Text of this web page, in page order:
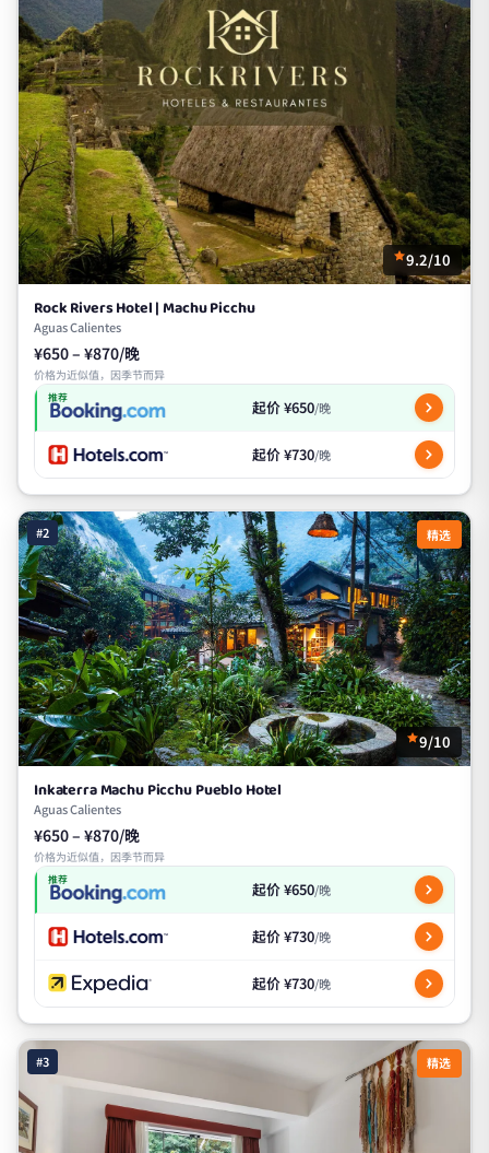
9.2/10
Rock Rivers Hotel | Machu Picchu
Aguas Calientes
¥650 – ¥870/晚
价格为近似值，因季节而异
推荐 起价 ¥650/晚
起价 ¥730/晚
#2 精选
9/10
Inkaterra Machu Picchu Pueblo Hotel
Aguas Calientes
¥650 – ¥870/晚
价格为近似值，因季节而异
推荐 起价 ¥650/晚
起价 ¥730/晚
起价 ¥730/晚
#3 精选